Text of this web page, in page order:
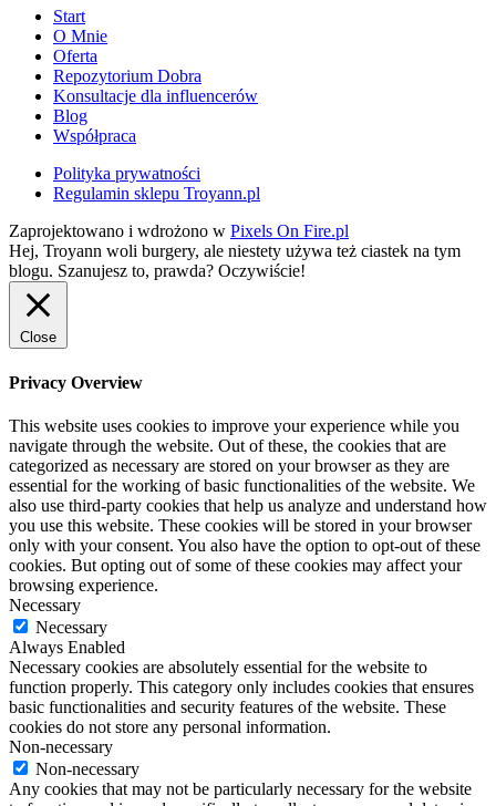
Start
O Mnie
Oferta
Repozytorium Dobra
Konsultacje dla influencerów
Blog
Współpraca
Polityka prywatności
Regulamin sklepu Troyann.pl
Zaprojektowano i wdrożono w Pixels On Fire.pl
Hej, Troyann woli burgery, ale niestety używa też ciastek na tym
blogu. Szanujesz to, prawda? Oczywiście!
Close
Privacy Overview
This website uses cookies to improve your experience while you
navigate through the website. Out of these, the cookies that are
categorized as necessary are stored on your browser as they are
essential for the working of basic functionalities of the website. We
also use third-party cookies that help us analyze and understand how
you use this website. These cookies will be stored in your browser
only with your consent. You also have the option to opt-out of these
cookies. But opting out of some of these cookies may affect your
browsing experience.
Necessary
Necessary
Always Enabled
Necessary cookies are absolutely essential for the website to
function properly. This category only includes cookies that ensures
basic functionalities and security features of the website. These
cookies do not store any personal information.
Non-necessary
Non-necessary
Any cookies that may not be particularly necessary for the website